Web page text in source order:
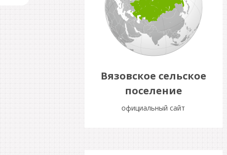
Вязовское сельское
поселение
официальный сайт